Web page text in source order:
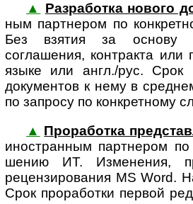
▲
Разработка нового
ным партнером по
Без взятия за основу
соглашения, контракта или
языке или англ./рус. Срок
документов к нему в
по запросу по конкретному
▲ Проработка
ино­стран­ным парт­не­ром
шению ИТ. Изменения,
рецензирования MS Word.
Срок проработки первой